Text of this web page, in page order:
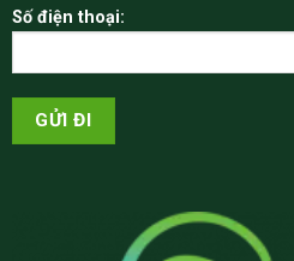
Số điện thoại: